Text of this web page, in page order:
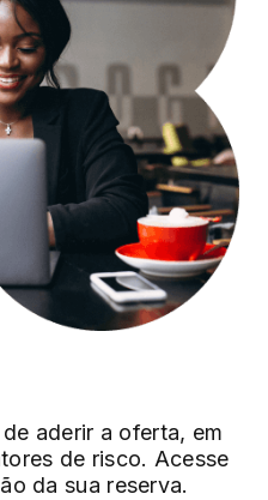
aderir a oferta, em
de risco. Acesse
da sua reserva.